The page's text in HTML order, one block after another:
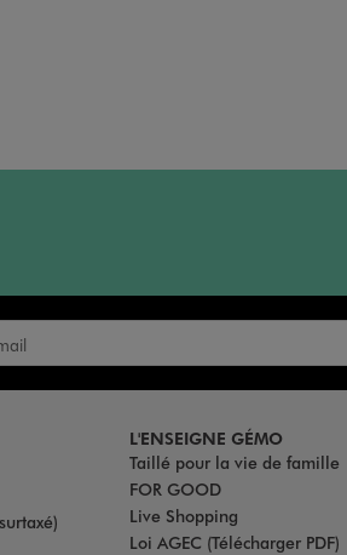
L'ENSEIGNE GÉMO
Taillé pour la vie de famille
FOR GOOD
Live Shopping
Loi AGEC (Télécharger PDF)